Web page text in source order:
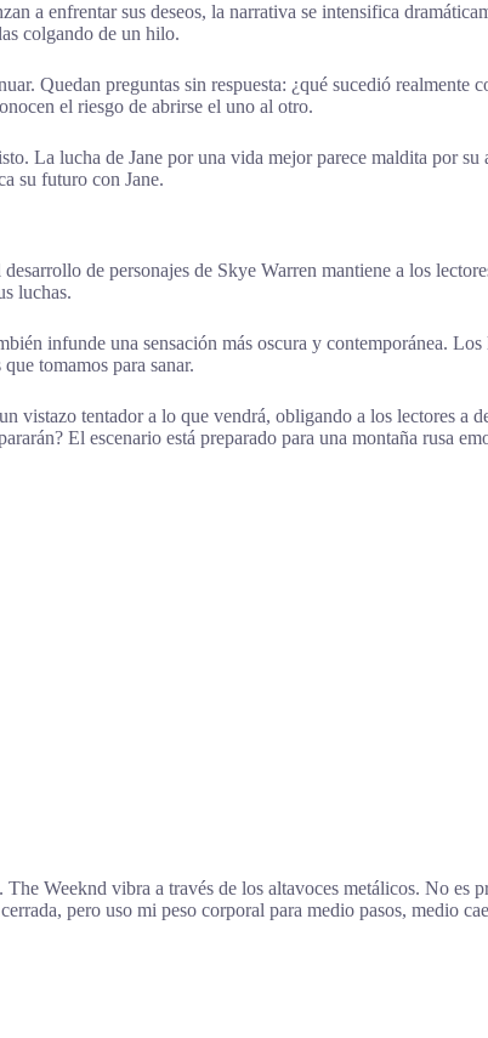
a enfrentar sus deseos, la narrativa se intensifica
colgando de un hilo.
Quedan preguntas sin respuesta: ¿qué sucedió realmente
el riesgo de abrirse el uno al otro.
La lucha de Jane por una vida mejor parece maldita por
su futuro con Jane.
de personajes de Skye Warren mantiene a los
luchas.
infunde una sensación más oscura y contemporánea.
tomamos para sanar.
tentador a lo que vendrá, obligando a los lectores a
El escenario está preparado para una montaña rusa
Weeknd vibra a través de los altavoces metálicos. No es
pero uso mi peso corporal para medio pasos, medio